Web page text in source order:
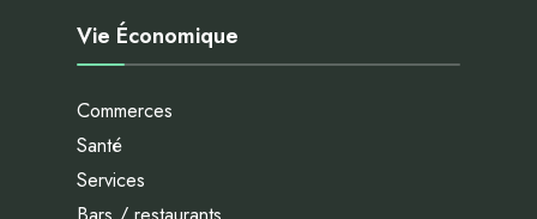
Vie Économique
Commerces
Santé
Services